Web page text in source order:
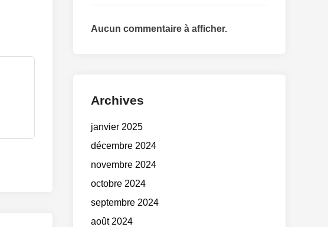
Aucun commentaire à afficher.
Archives
janvier 2025
décembre 2024
novembre 2024
octobre 2024
septembre 2024
août 2024